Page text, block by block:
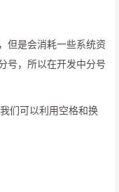
但是会消耗一些系统资
号，所以在开发中分号
们可以利用空格和换